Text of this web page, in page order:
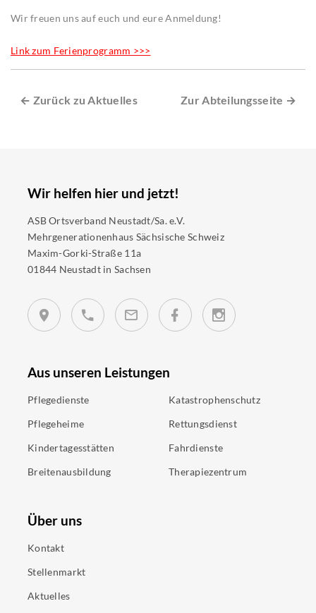
Wir freuen uns auf euch und eure Anmeldung!
Link zum Ferienprogramm >>>
← Zurück zu Aktuelles Zur Abteilungsseite →
Wir helfen hier und jetzt!
ASB Ortsverband Neustadt/Sa. e.V.
Mehrgenerationenhaus Sächsische Schweiz
Maxim-Gorki-Straße 11a
01844 Neustadt in Sachsen
Aus unseren Leistungen
Pflegedienste
Pflegeheime
Kindertagesstätten
Breitenausbildung
Katastrophenschutz
Rettungsdienst
Fahrdienste
Therapiezentrum
Über uns
Kontakt
Stellenmarkt
Aktuelles